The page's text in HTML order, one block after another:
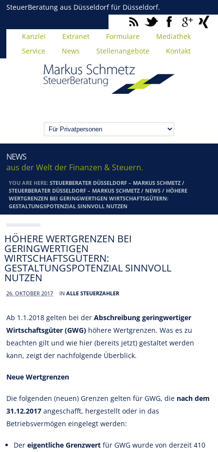
SteuerBeratung aus Düsseldorf für Düsseldorf.
Kanzlei Extranet Formulare
Mediathek
Service
News Stellenangebote Kontakt
NEWS
aus der Welt der Finanzen & Steuern.
YOU ARE HERE:STEUERBERATER DÜSSELDORF – MARKUS SCHMETZ /
STEUERBERATER DÜSSELDORF – MARKUS SCHMETZ / NEWS / HÖHERE
WERTGRENZEN BEI GERINGWERTIGEN WIRTSCHAFTSGÜTERN:
GESTALTUNGSPOTENZIAL SINNVOLL NUTZEN
HÖHERE WERTGRENZEN BEI
GERINGWERTIGEN
WIRTSCHAFTSGÜTERN:
GESTALTUNGSPOTENZIAL SINNVOLL
NUTZEN
26. OKTOBER 2017 INALLE STEUERZAHLER
Ab 1.1.2018 gelten bei derAbschreibung geringwertiger
Wirtschaftsgüter (GWG) höhere Wertgrenzen. Was es zu
beachten gilt und wie hier (bereits jetzt) gestaltet werden
kann, zeigt der nachfolgende Überblick.
Neue Wertgrenzen
Die folgenden (neuen) Grenzen gelten für GWG, die nach dem
31.12.2017 angeschafft, hergestellt oder in das
Betriebsvermögen eingelegt werden:
Dereigentliche Grenzwert für GWG wurde von derzeit 410